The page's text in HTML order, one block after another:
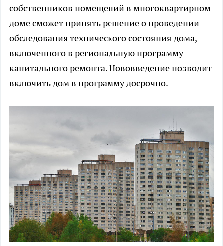
собственников помещений в многоквартирном
доме сможет принять решение о проведении
обследования технического состояния дома,
включенного в региональную программу
капитального ремонта. Нововведение позволит
включить дом в программу досрочно.